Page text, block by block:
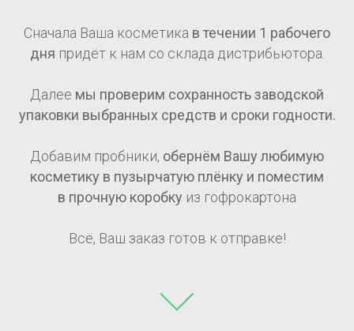
Сначала Ваша косметика в течении 1 рабочего
дня придёт к нам со склада дистрибьютора.
Далее мы проверим сохранность заводской
упаковки выбранных средств и сроки годности.
Добавим пробники, обернём Вашу любимую
косметику в пузырчатую плёнку и поместим
в прочную коробку из гофрокартона
Всё, Ваш заказ готов к отправке!